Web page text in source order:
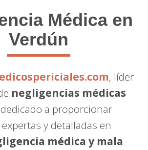
Médica en
Verdún
, líder
negligencias médicas
a proporcionar
y detalladas en
médica y mala